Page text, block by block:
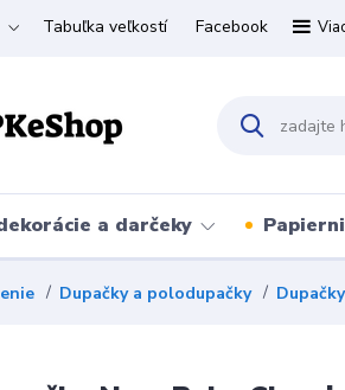
Tabuľka veľkostí Facebook
a darčeky
Dupačky a polodupačky Dupačky